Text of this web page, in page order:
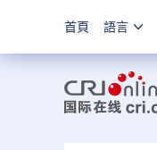
首頁 語言